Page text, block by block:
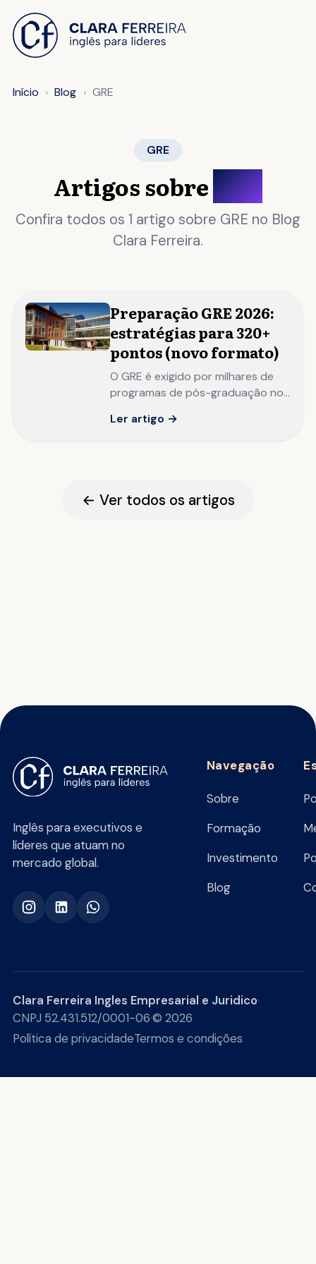
Início Blog GRE
GRE
Artigos sobreGRE
Confira todos os 1 artigo sobre GRE no Blog
Clara Ferreira.
Preparação GRE 2026:
estratégias para 320+
pontos (novo formato)
O GRE é exigido por milhares de
programas de pós-graduação nos
estratégias específicas para cada
Ler artigo →
← Ver todos os artigos
Inglês para executivos e
líderes que atuam no
mercado global.
Navegação
Sobre
Formação
Investimento
Blog
Clara Ferreira Ingles Empresarial e Juridico·
CNPJ 52.431.512/0001-06·© 2026
Política de privacidadeTermos e condições